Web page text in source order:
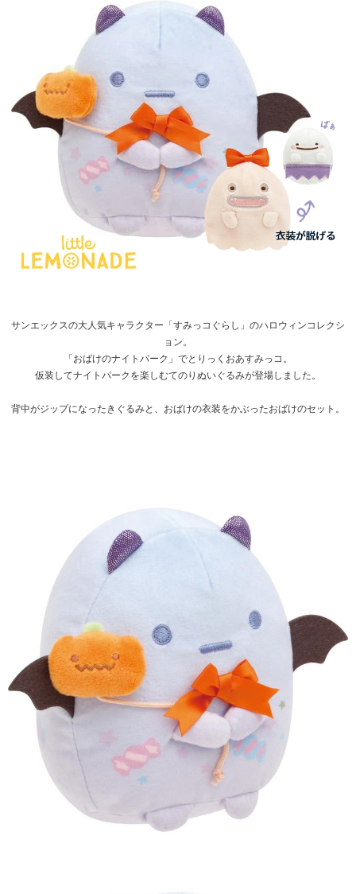
サンエックスの大人気キャラクター「すみっコぐらし」のハロウィンコレクシ
ョン。
「おばけのナイトパーク」でとりっくおあすみっコ。
仮装してナイトパークを楽しむてのりぬいぐるみが登場しました。
背中がジップになったきぐるみと、おばけの衣装をかぶったおばけのセット。